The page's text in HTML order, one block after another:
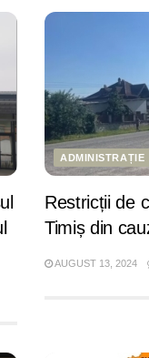
ADMINISTRAȚIE
Restricții de
Timiș din
AUGUST 13, 2024